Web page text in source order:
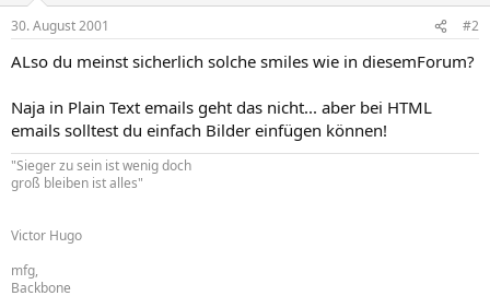
30. August 2001 #2
ALso du meinst sicherlich solche smiles wie in diesemForum?
Naja in Plain Text emails geht das nicht... aber bei HTML
emails solltest du einfach Bilder einfügen können!
"Sieger zu sein ist wenig doch
groß bleiben ist alles"
Victor Hugo
mfg,
Backbone